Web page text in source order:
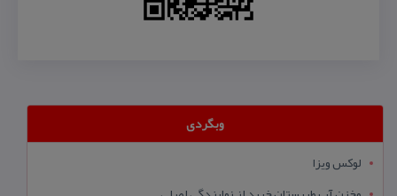
وبگردی
لوکس ویزا